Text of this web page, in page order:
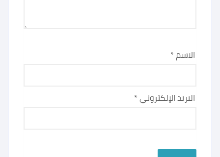
الاسم*
البريد الإلكتروني*